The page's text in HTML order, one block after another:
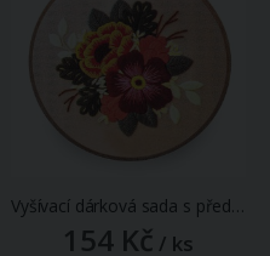
Vyšívací dárková sada s předtištěným motivem 380637/5, barevná kytice na režné (předtisk, jehly a příze), 15x22cm
154 Kč / ks